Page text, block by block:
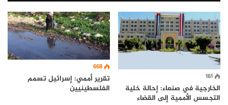
161
الخارجية في صنعاء: إحالة خلية
التجسس الأممية إلى القضاء
668
تقرير أممي: إسرائيل تسمم
الفلسطينيين